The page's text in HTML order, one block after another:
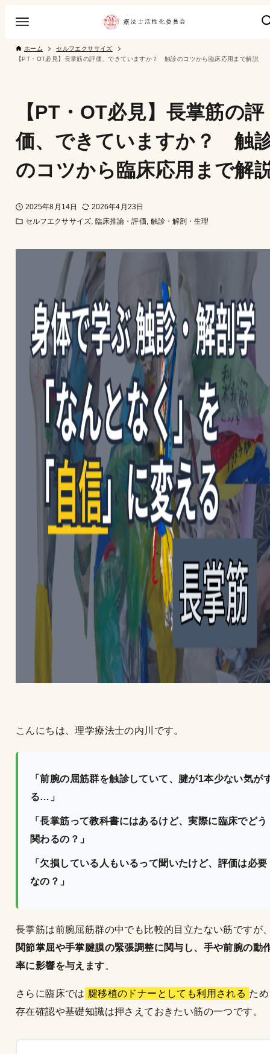
ホーム
セルフエクササイズ
【PT・OT必見】長掌筋の評価、できていますか？ 触診のコツから臨床応用まで解説
【PT・OT必見】長掌筋の評
価、できていますか？ 触
のコツから臨床応用まで解
2025年8月14日
2026年4月23日
セルフエクササイズ 臨床推論・評価 触診・解剖・生理
こんにちは、理学療法士の内川です。
「前腕の屈筋群を触診していて、腱が1本少ない気が
る…」
「長掌筋って教科書にはあるけど、実際に臨床でどう
関わるの？」
「欠損している人もいるって聞いたけど、評価は必要
なの？」
長掌筋は前腕屈筋群の中でも比較的目立たない筋ですが
関節掌屈や手掌腱膜の緊張調整に関与し、手や前腕の動
率に影響を与えます。
さらに臨床では 腱移植のドナーとしても利用される た
存在確認や基礎知識は押さえておきたい筋の一つです。